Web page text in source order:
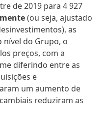
de 2019 para 4 927
(ou seja, ajustado
as
nível do Grupo, o
preços, com a
diferindo entre as
e
um aumento de
reduziram as